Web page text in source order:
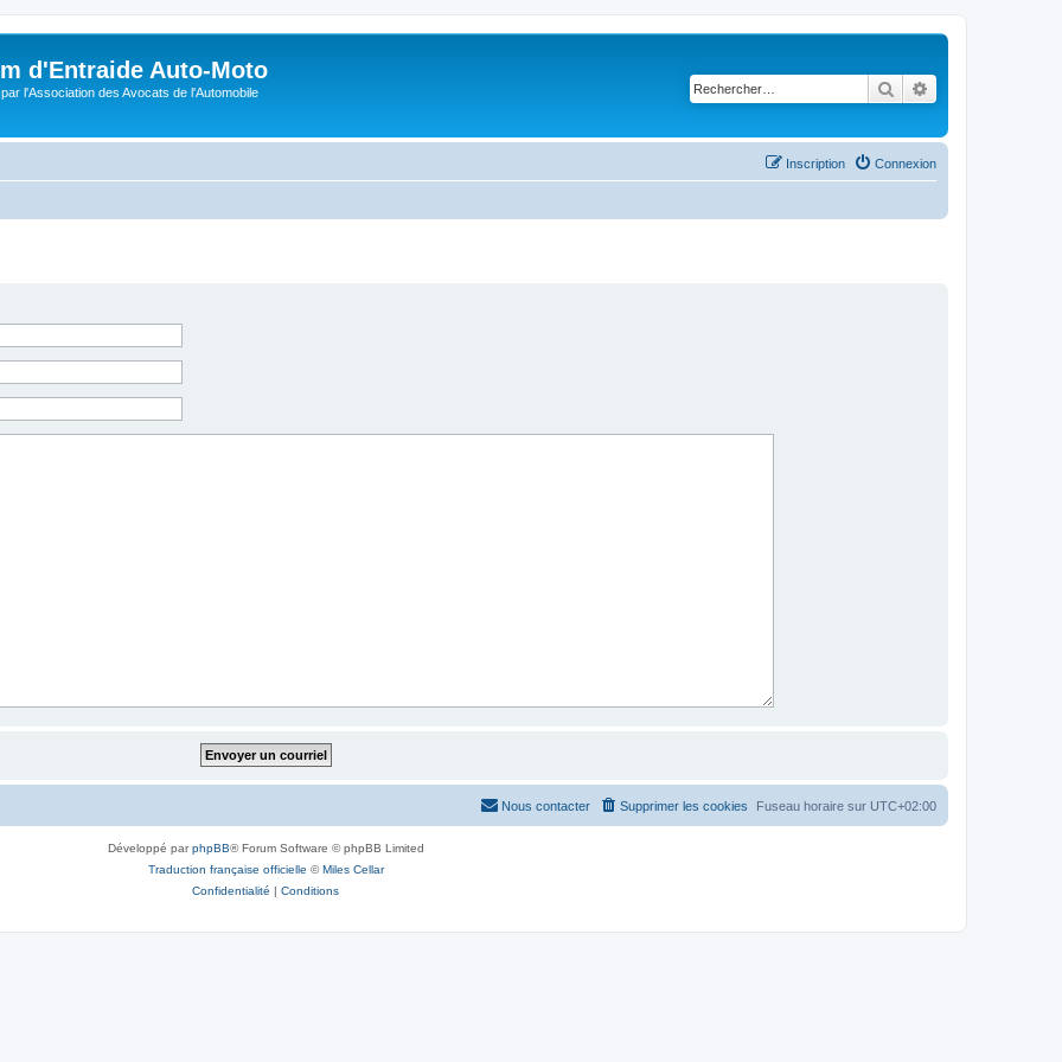
d'Entraide Auto-Moto
l'Association des Avocats de l'Automobile Rechercher
Connexion
Inscription
Fuseau horaire sur UTC+02:00
Supprimer les cookies
Nous contacter
Développé parphpBB® Forum Software © phpBB Limited
Traduction française officielle ©Miles Cellar
Confidentialité | Conditions